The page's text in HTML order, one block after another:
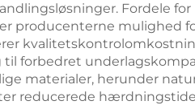
Fordele for
producenterne mulighed
forbedret
materialer, herunder
reducerede